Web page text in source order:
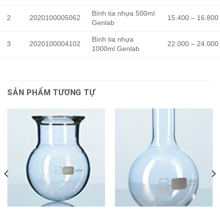
2 2020100005062
Bình tia nhựa 500ml
Genlab
15.400 – 16.800
3 2020100004102
Bình tia nhựa
1000ml Genlab
22.000 – 24.000
SẢN PHẨM TƯƠNG TỰ